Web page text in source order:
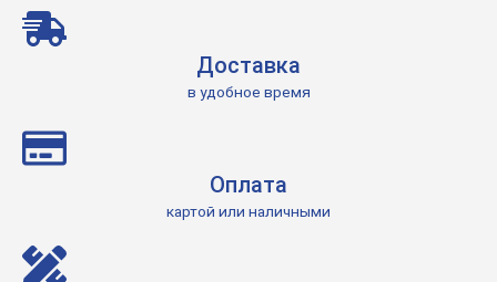
Доставка
в удобное время
Оплата
картой или наличными